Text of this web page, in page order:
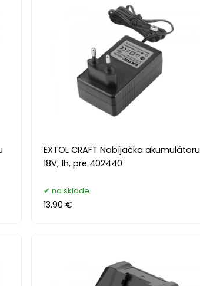
EXTOL CRAFT Nabíjačka akumulátoru
18V, 1h, pre 402440
na sklade
13.90 €